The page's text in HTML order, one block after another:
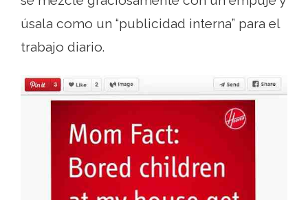
úsala como un “publicidad interna” para el
trabajo diario.